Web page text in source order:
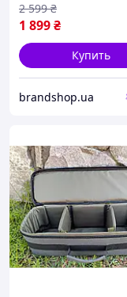
1 899₴
2 599 ₴
Купить
brandshop.ua